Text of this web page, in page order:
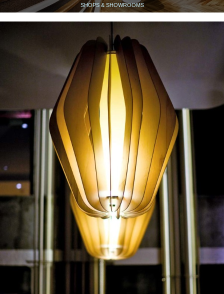
SHOPS & SHOWROOMS